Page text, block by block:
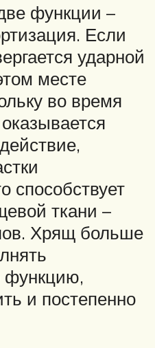
функции –
Если
ударной
месте
во время
способствует
ткани –
Хрящ больше
и постепенно